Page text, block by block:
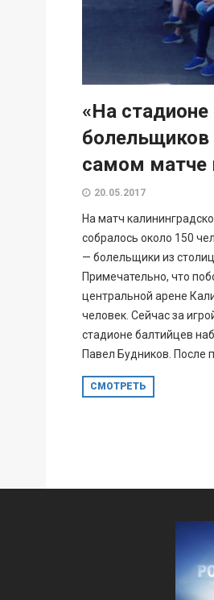
«На стадионе
самом матче
20.05.2017
На матч
собралось около 150
— болельщики из
Примечательно, что
центральной арене
человек. Сейчас за
стадионе балтийцев
Павел Будников. После
СМОТРЕТЬ